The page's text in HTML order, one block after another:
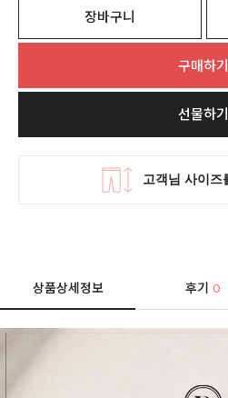
장바구니
구매하기
선물하기
상품상세정보 후기0